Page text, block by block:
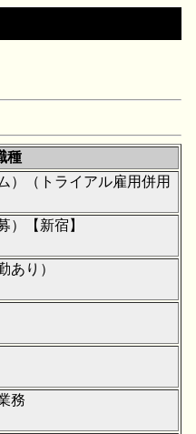
種
）（トライアル雇用併用
）【新宿】
あり）
務